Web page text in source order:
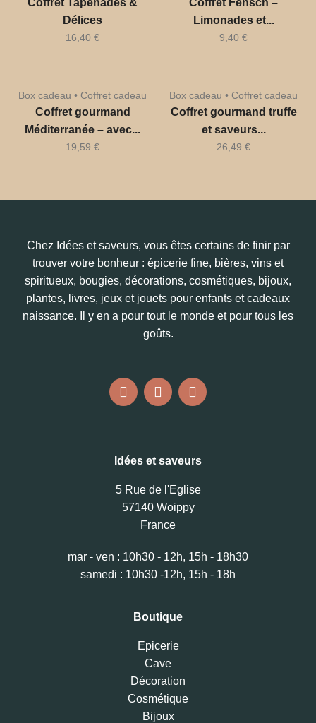
Coffret Tapenades &
Délices
16,40 €
Coffret Fensch –
Limonades et...
9,40 €
Box cadeau • Coffret cadeau
Coffret gourmand
Méditerranée – avec...
19,59 €
Box cadeau • Coffret cadeau
Coffret gourmand truffe
et saveurs...
26,49 €
Chez Idées et saveurs, vous êtes certains de finir par
trouver votre bonheur : épicerie fine, bières, vins et
spiritueux, bougies, décorations, cosmétiques, bijoux,
plantes, livres, jeux et jouets pour enfants et cadeaux
naissance. Il y en a pour tout le monde et pour tous les
goûts.
Idées et saveurs
5 Rue de l'Eglise
57140 Woippy
France
mar - ven : 10h30 - 12h, 15h - 18h30
samedi : 10h30 -12h, 15h - 18h
Boutique
Epicerie
Cave
Décoration
Cosmétique
Bijoux